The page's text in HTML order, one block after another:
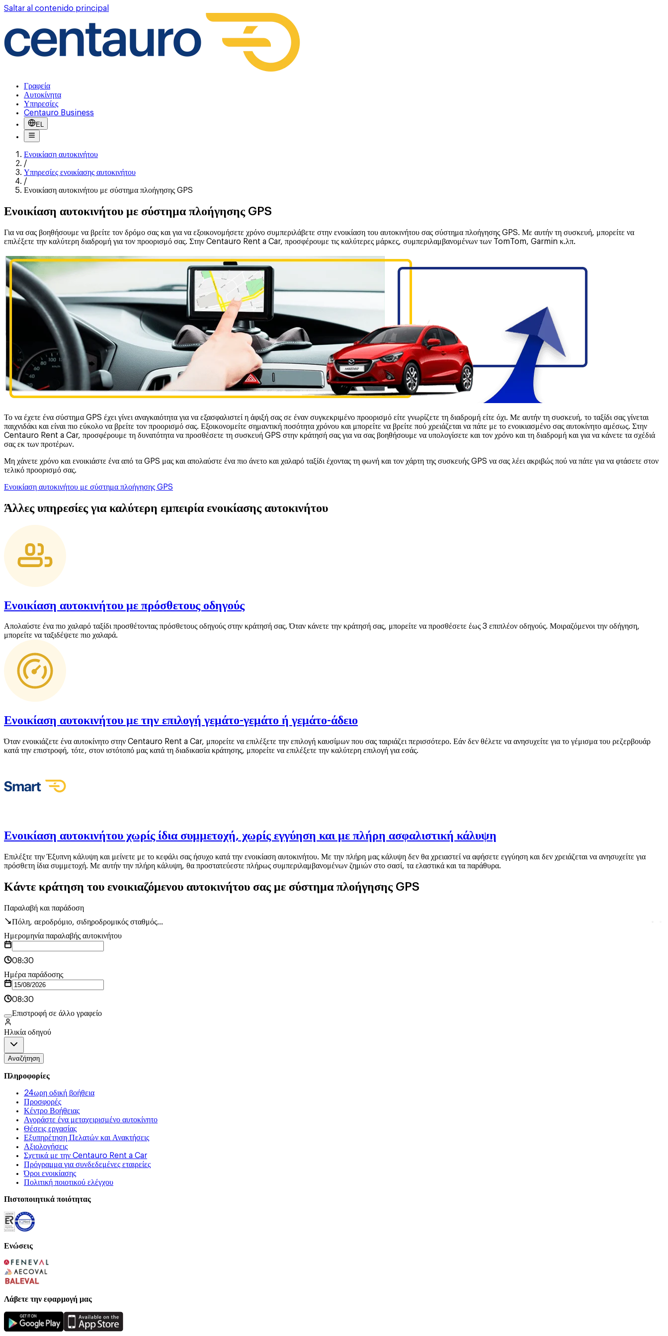
Saltar al contenido principal
Γραφεία
Αυτοκίνητα
Υπηρεσίες
Centauro Business
EL
Ενοικίαση αυτοκινήτου
/
Υπηρεσίες ενοικίασης αυτοκινήτου
/
Ενοικίαση αυτοκινήτου με σύστημα πλοήγησης GPS
Ενοικίαση αυτοκινήτου με σύστημα πλοήγησης GPS
Για να σας βοηθήσουμε να βρείτε τον δρόμο σας και για να εξοικονομήσετε χρόνο συμπεριλάβετε στην ενοικίαση του αυτοκινήτου σας σύστημα πλοήγησης GPS. Με αυτήν τη συσκευή, μπορείτε να
επιλέξετε την καλύτερη διαδρομή για τον προορισμό σας. Στην Centauro Rent a Car, προσφέρουμε τις καλύτερες μάρκες, συμπεριλαμβανομένων των TomTom, Garmin κ.λπ.
Το να έχετε ένα σύστημα GPS έχει γίνει αναγκαιότητα για να εξασφαλιστεί η άφιξή σας σε έναν συγκεκριμένο προορισμό είτε γνωρίζετε τη διαδρομή είτε όχι. Με αυτήν τη συσκευή, το ταξίδι σας γίνεται
παιχνιδάκι και είναι πιο εύκολο να βρείτε τον προορισμό σας. Εξοικονομείτε σημαντική ποσότητα χρόνου και μπορείτε να βρείτε πού χρειάζεται να πάτε με το ενοικιασμένο σας αυτοκίνητο αμέσως. Στην
Centauro Rent a Car, προσφέρουμε τη δυνατότητα να προσθέσετε τη συσκευή GPS στην κράτησή σας για να σας βοηθήσουμε να υπολογίσετε και τον χρόνο και τη διαδρομή και για να κάνετε τα σχέδιά
σας εκ των προτέρων.
Μη χάνετε χρόνο και ενοικιάστε ένα από τα GPS μας και απολαύστε ένα πιο άνετο και χαλαρό ταξίδι έχοντας τη φωνή και τον χάρτη της συσκευής GPS να σας λέει ακριβώς πού να πάτε για να φτάσετε στον
τελικό προορισμό σας.
Ενοικίαση αυτοκινήτου με σύστημα πλοήγησης GPS
Άλλες υπηρεσίες για καλύτερη εμπειρία ενοικίασης αυτοκινήτου
Ενοικίαση αυτοκινήτου με πρόσθετους οδηγούς
Απολαύστε ένα πιο χαλαρό ταξίδι προσθέτοντας πρόσθετους οδηγούς στην κράτησή σας. Όταν κάνετε την κράτησή σας, μπορείτε να προσθέσετε έως 3 επιπλέον οδηγούς. Μοιραζόμενοι την οδήγηση,
μπορείτε να ταξιδέψετε πιο χαλαρά.
Ενοικίαση αυτοκινήτου με την επιλογή γεμάτο-γεμάτο ή γεμάτο-άδειο
Όταν ενοικιάζετε ένα αυτοκίνητο στην Centauro Rent a Car, μπορείτε να επιλέξετε την επιλογή καυσίμων που σας ταιριάζει περισσότερο. Εάν δεν θέλετε να ανησυχείτε για το γέμισμα του ρεζερβουάρ
κατά την επιστροφή, τότε, στον ιστότοπό μας κατά τη διαδικασία κράτησης, μπορείτε να επιλέξετε την καλύτερη επιλογή για εσάς.
Ενοικίαση αυτοκινήτου χωρίς ίδια συμμετοχή, χωρίς εγγύηση και με πλήρη ασφαλιστική κάλυψη
Επιλέξτε την Έξυπνη κάλυψη και μείνετε με το κεφάλι σας ήσυχο κατά την ενοικίαση αυτοκινήτου. Με την πλήρη μας κάλυψη δεν θα χρειαστεί να αφήσετε εγγύηση και δεν χρειάζεται να ανησυχείτε για
πρόσθετη ίδια συμμετοχή. Με αυτήν την πλήρη κάλυψη, θα προστατεύεστε πλήρως συμπεριλαμβανομένων ζημιών στο σασί, τα ελαστικά και τα παράθυρα.
Κάντε κράτηση του ενοικιαζόμενου αυτοκινήτου σας με σύστημα πλοήγησης GPS
Παραλαβή και παράδοση
Πόλη, αεροδρόμιο, σιδηροδρομικός σταθμός...
Ημερομηνία παραλαβής αυτοκινήτου
08:30
Ημέρα παράδοσης
08:30
Επιστροφή σε άλλο γραφείο
Ηλικία οδηγού
Αναζήτηση
Πληροφορίες
24ωρη οδική βοήθεια
Προσφορές
Κέντρο Βοήθειας
Αγοράστε ένα μεταχειρισμένο αυτοκίνητο
Θέσεις εργασίας
Εξυπηρέτηση Πελατών και Ανακτήσεις
Αξιολογήσεις
Σχετικά με την Centauro Rent a Car
Πρόγραμμα για συνδεδεμένες εταιρείες
Όροι ενοικίασης
Πολιτική ποιοτικού ελέγχου
Πιστοποιητικά ποιότητας
Ενώσεις
Λάβετε την εφαρμογή μας